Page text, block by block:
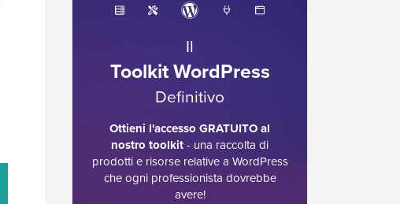
Il
Toolkit WordPress
Definitivo
Ottieni l'accesso GRATUITO al
nostro toolkit- una raccolta di
prodotti e risorse relative a WordPress
che ogni professionista dovrebbe
avere!